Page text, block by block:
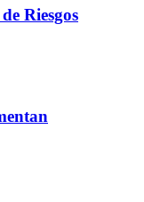
Riesgos